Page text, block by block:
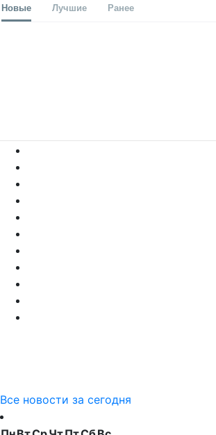
Новые Лучшие Ранее
Все новости за сегодня